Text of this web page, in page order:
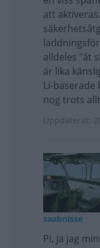
att
alldeles "åt
är lika
Li-
nog trots
Uppdaterat:
saabnisse
Pi, ja jag